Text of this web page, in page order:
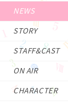
NEWS
STORY
STAFF&CAST
ON AIR
CHARACTER